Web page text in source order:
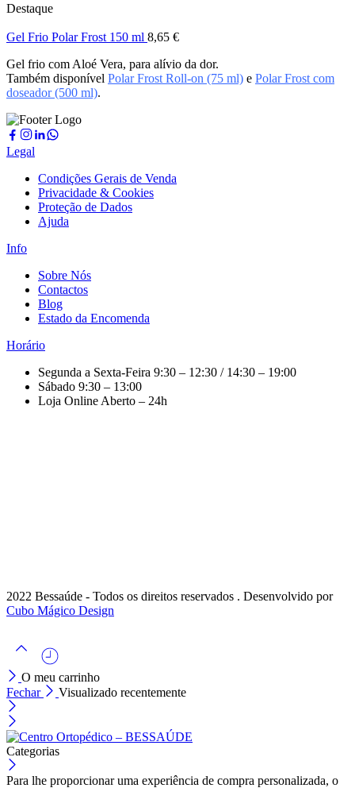
Destaque
Gel Frio Polar Frost 150 ml 8,65 €
Gel frio com Aloé Vera, para alívio da dor.
Também disponível Polar Frost Roll-on (75 ml) e Polar Frost com
doseador (500 ml).
Legal
Condições Gerais de Venda
Privacidade & Cookies
Proteção de Dados
Ajuda
Info
Sobre Nós
Contactos
Blog
Estado da Encomenda
Horário
Segunda a Sexta-Feira 9:30 – 12:30 / 14:30 – 19:00
Sábado 9:30 – 13:00
Loja Online Aberto – 24h
2022 Bessaúde - Todos os direitos reservados . Desenvolvido por
Cubo Mágico Design
O meu carrinho
Fechar
Visualizado recentemente
Categorias
Para lhe proporcionar uma experiência de compra personalizada, o